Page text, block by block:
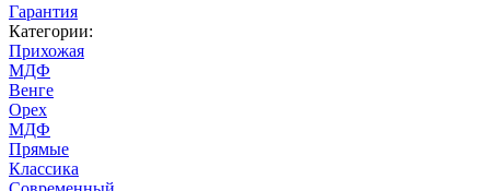
Гарантия
Категории:
Прихожая
МДФ
Венге
Орех
МДФ
Прямые
Классика